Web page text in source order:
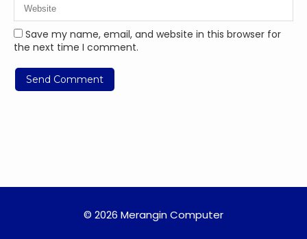
Save my name, email, and website in this browser for
the next time I comment.
© 2026 Merangin Computer